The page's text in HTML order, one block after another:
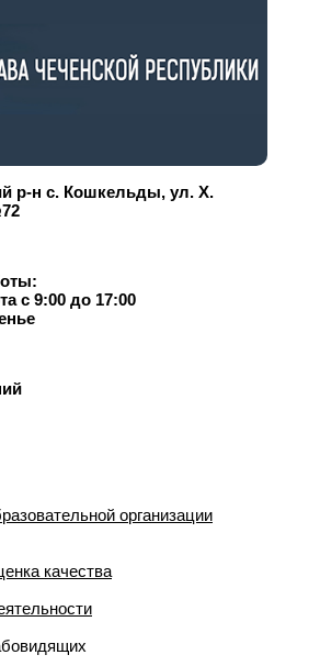
р-н с. Кошкельды, ул. Х.
с 9:00 до 17:00
организации
качества